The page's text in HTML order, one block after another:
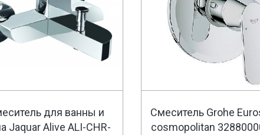
для ванны и
Jaquar Alive ALI-CHR-
Смеситель Grohe
cosmopolitan